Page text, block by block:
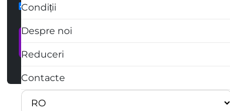
Condiții
Despre noi
Reduceri
Contacte
form-check